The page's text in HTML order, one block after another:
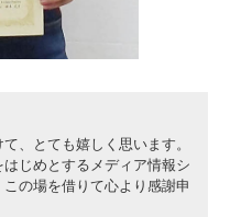
、とても嬉しく思います。
じめとするメディア情報シ
の場を借りて心より感謝申